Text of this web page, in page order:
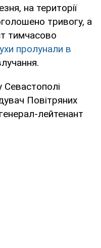
на території
тривогу, а
тимчасово
пролунали в
Севастополі
Повітряних
лейтенант